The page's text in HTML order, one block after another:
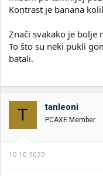
Kontrast je banana
Znači svakako je bolje
To što su neki pukli
batali.
T tanleoni
PCAXE Member
10.10.2022.